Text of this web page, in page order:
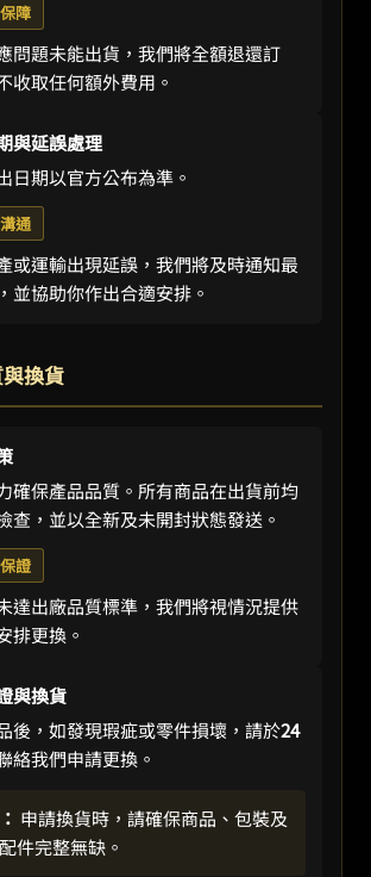
障
問題未能出貨，我們將全額退還訂
收取任何額外費用。
與延誤處理
日期以官方公布為準。
通
或運輸出現延誤，我們將及時通知最
並協助你作出合適安排。
換貨
確保產品品質。所有商品在出貨前均
查，並以全新及未開封狀態發送。
證
達出廠品質標準，我們將視情況提供
排更換。
與換貨
後，如發現瑕疵或零件損壞，請於24
絡我們申請更換。
申請換貨時，請確保商品、包裝及
件完整無缺。